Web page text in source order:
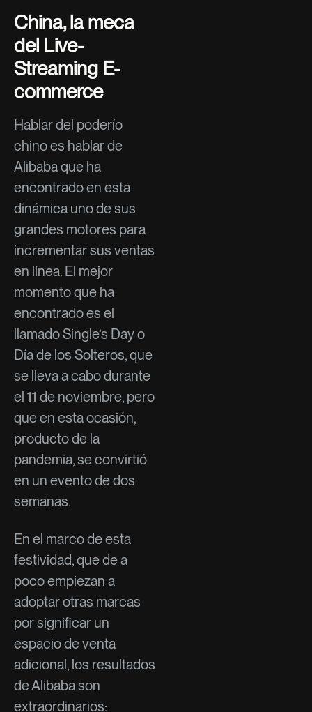
China, la meca
del Live-
Streaming E-
commerce
Hablar del poderío
chino es hablar de
Alibaba que ha
encontrado en esta
dinámica uno de sus
grandes motores para
incrementar sus ventas
en línea. El mejor
momento que ha
encontrado es el
llamado Single’s Day o
Día de los Solteros, que
se lleva a cabo durante
el 11 de noviembre, pero
que en esta ocasión,
producto de la
pandemia, se convirtió
en un evento de dos
semanas.
En el marco de esta
festividad, que de a
poco empiezan a
adoptar otras marcas
por significar un
espacio de venta
adicional, los resultados
de Alibaba son
extraordinarios: